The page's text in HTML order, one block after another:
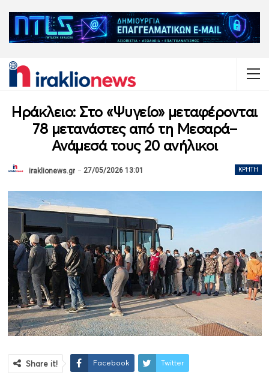
Ηράκλειο: Στο «Ψυγείο» μεταφέρονται
78 μετανάστες από τη Μεσαρά–
Ανάμεσά τους 20 ανήλικοι
ΚΡΉΤΗ
iraklionews.gr 27/05/2026 13:01
Share it! Facebook Twitter